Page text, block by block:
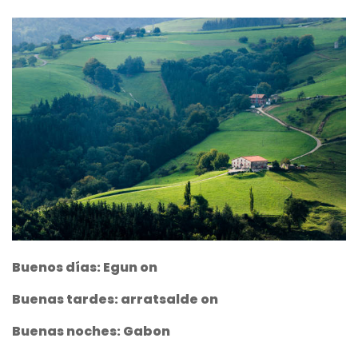
Buenos días: Egun on
Buenas tardes: arratsalde on
Buenas noches: Gabon